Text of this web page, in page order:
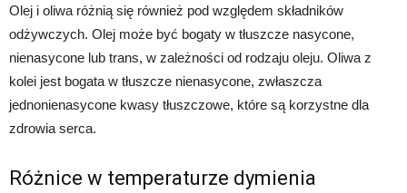
Olej i oliwa różnią się również pod względem składników
odżywczych. Olej może być bogaty w tłuszcze nasycone,
nienasycone lub trans, w zależności od rodzaju oleju. Oliwa z
kolei jest bogata w tłuszcze nienasycone, zwłaszcza
jednonienasycone kwasy tłuszczowe, które są korzystne dla
zdrowia serca.
Różnice w temperaturze dymienia